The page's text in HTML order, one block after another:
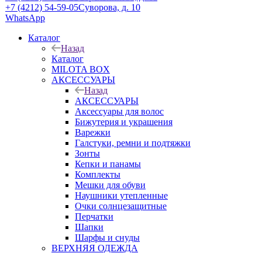
+7 (4212) 54-59-05Суворова, д. 10
WhatsApp
Каталог
Назад
Каталог
MILOTA BOX
АКСЕССУАРЫ
Назад
АКСЕССУАРЫ
Аксессуары для волос
Бижутерия и украшения
Варежки
Галстуки, ремни и подтяжки
Зонты
Кепки и панамы
Комплекты
Мешки для обуви
Наушники утепленные
Очки солнцезащитные
Перчатки
Шапки
Шарфы и снуды
ВЕРХНЯЯ ОДЕЖДА